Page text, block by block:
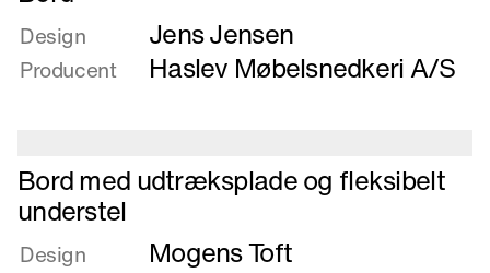
mere
om
Bord
Design Jens Jensen
Producent Haslev Møbelsnedkeri A/S
Læs
mere
om
Bord
Bord med udtræksplade og fleksibelt
understel
Design Mogens Toft